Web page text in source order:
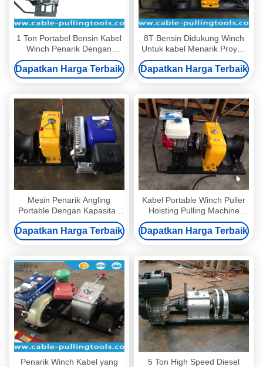
1 Ton Portabel Bensin Kabel
Winch Penarik Dengan
Yamaha Mesin
Dapatkan Harga Terbaik
8T Bensin Didukung Winch
Untuk kabel Menarik Proyek
Overhead Jalur Transmisi
Dapatkan Harga Terbaik
Mesin Penarik Angling
Portable Dengan Kapasitas
Kompresor YAMAHA Gas
Powered 5 Ton 50KN
Dapatkan Harga Terbaik
Kabel Portable Winch Puller
Hoisting Pulling Machine
Kapasitas Winch Gas
Powered 5 Ton 50KN
Dapatkan Harga Terbaik
Penarik Winch Kabel yang
5 Ton High Speed ​​Diesel